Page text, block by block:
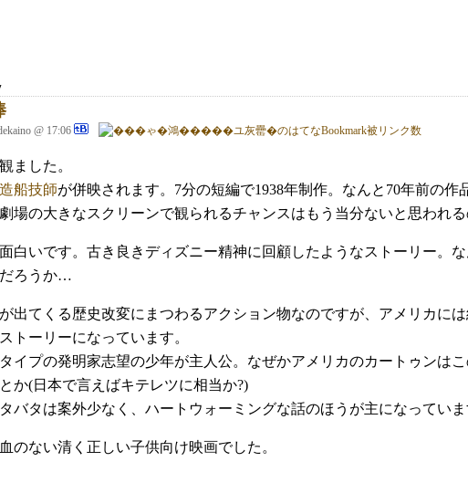
@ 17:06
ました。
船技師が併映されます。7分の短編で1938年制作。なんと70年前の
場の大きなスクリーンで観られるチャンスはもう当分ないと思われ
白いです。古き良きディズニー精神に回顧したようなストーリー。
ろうか…
出てくる歴史改変にまつわるアクション物なのですが、アメリカに
トーリーになっています。
イプの発明家志望の少年が主人公。なぜかアメリカのカートゥンはこ
とか(日本で言えばキテレツに相当か?)
バタは案外少なく、ハートウォーミングな話のほうが主になっていま
のない清く正しい子供向け映画でした。